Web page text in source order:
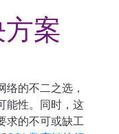
案
的不二之选，
能性。同时，这
求的不可或缺工